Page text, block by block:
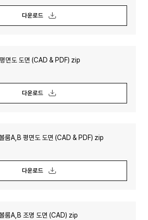
다운로드
면도 도면 (CAD & PDF) zip
다운로드
룸A,B 평면도 도면 (CAD & PDF) zip
다운로드
룸A,B 조명 도면 (CAD) zip